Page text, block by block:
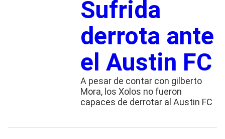
Sufrida
derrota ante
el Austin FC
A pesar de contar con gilberto
Mora, los Xolos no fueron
capaces de derrotar al Austin FC